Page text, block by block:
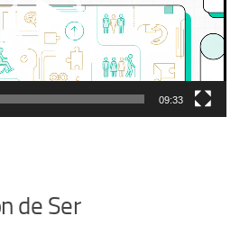
09:33
de Ser